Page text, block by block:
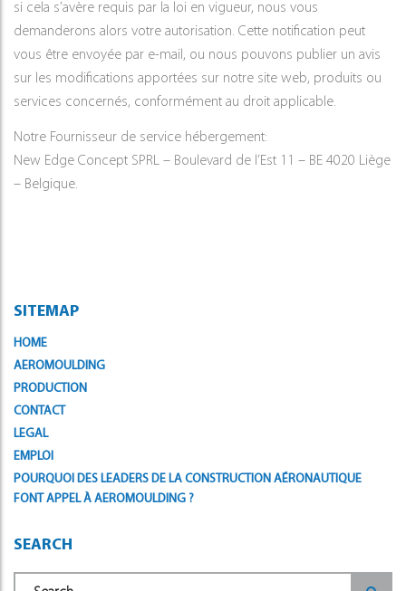
si cela s’avère requis par la loi en vigueur, nous vous
demanderons alors votre autorisation. Cette notification peut
vous être envoyée par e-mail, ou nous pouvons publier un avis
sur les modifications apportées sur notre site web, produits ou
services concernés, conformément au droit applicable.
Notre Fournisseur de service hébergement:
New Edge Concept SPRL – Boulevard de l’Est 11 – BE 4020 Liège
– Belgique.
SITEMAP
HOME
AEROMOULDING
PRODUCTION
CONTACT
LEGAL
EMPLOI
POURQUOI DES LEADERS DE LA CONSTRUCTION AÉRONAUTIQUE
FONT APPEL À AEROMOULDING ?
SEARCH